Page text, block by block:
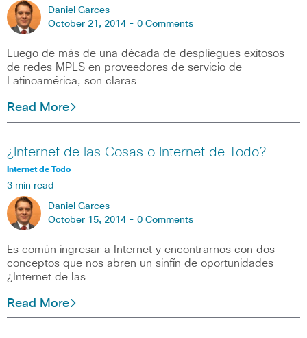
Daniel Garces
October 21, 2014 - 0 Comments
Luego de más de una década de despliegues exitosos
de redes MPLS en proveedores de servicio de
Latinoamérica, son claras
Read More
¿Internet de las Cosas o Internet de Todo?
Internet de Todo
3 min read
Daniel Garces
October 15, 2014 - 0 Comments
Es común ingresar a Internet y encontrarnos con dos
conceptos que nos abren un sinfín de oportunidades
¿Internet de las
Read More